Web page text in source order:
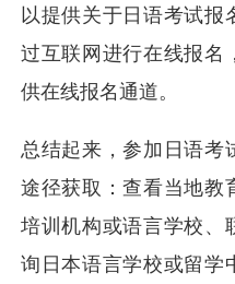
以提供关于日语考试报
过互联网进行在线报名
供在线报名通道。
总结起来，参加日语考
途径获取：查看当地教
培训机构或语言学校、
询日本语言学校或留学